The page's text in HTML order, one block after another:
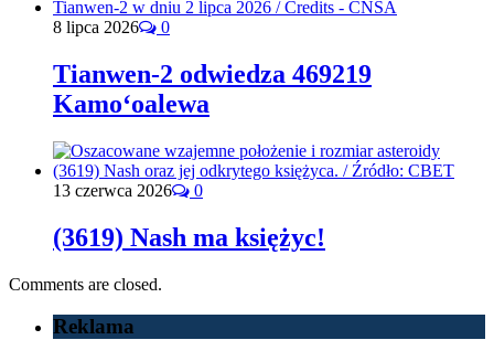
8 lipca 2026 0
Tianwen-2 odwiedza 469219
Kamoʻoalewa
13 czerwca 2026 0
(3619) Nash ma księżyc!
Comments are closed.
Reklama